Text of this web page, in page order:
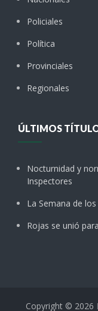
Policiales
Política
Provinciales
Regionales
ÚLTIMOS
Nocturnidad y
Inspectores
La Semana de
Rojas se unió
Copyright © 2026